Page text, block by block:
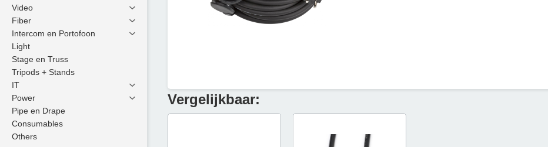
Video
Fiber
Intercom en Portofoon
Light
Stage en Truss
Tripods + Stands
IT
Power
Pipe en Drape
Consumables
Others
Vergelijkbaar: